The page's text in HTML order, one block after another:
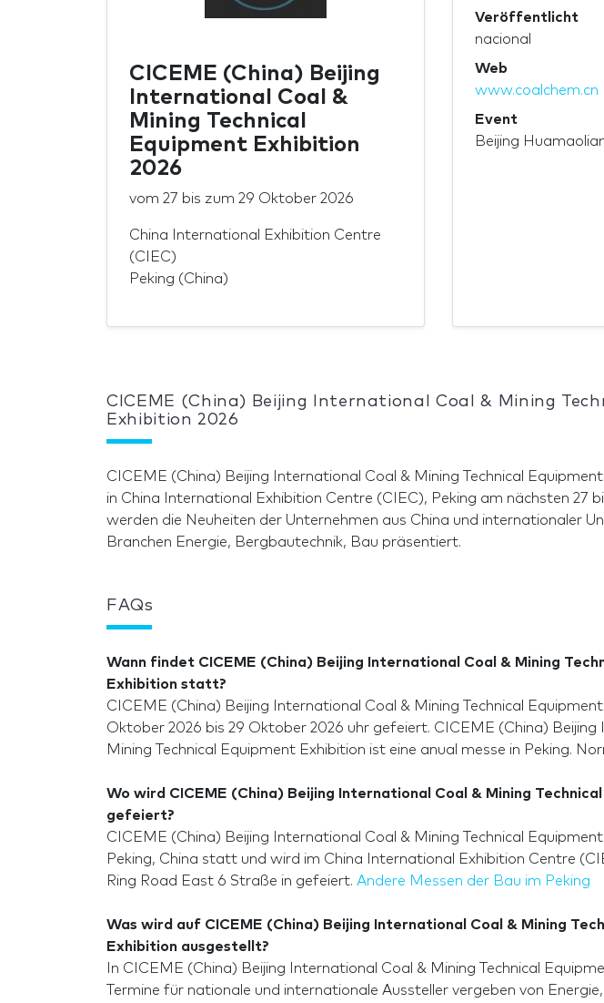
CICEME (China) Beijing
International Coal &
Mining Technical
Equipment Exhibition
2026
vom 27 bis zum 29 Oktober 2026
China International Exhibition Centre
(CIEC)
Peking (China)
Veröffentlicht
nacional
Web
www.coalchem.cn
Event
Beijing
CICEME (China) Beijing International Coal & Mining
Exhibition 2026
CICEME (China) Beijing International Coal & Mining Technical
in China International Exhibition Centre (CIEC), Peking am nächsten 27
werden die Neuheiten der Unternehmen aus China und internationaler
Branchen Energie, Bergbautechnik, Bau präsentiert.
FAQs
Wann findet CICEME (China) Beijing International Coal & Mining
Exhibition statt?
CICEME (China) Beijing International Coal & Mining Technical
Oktober 2026 bis 29 Oktober 2026 uhr gefeiert. CICEME (China) Beijing
Mining Technical Equipment Exhibition ist eine anual messe in Peking.
Wo wird CICEME (China) Beijing International Coal & Mining
gefeiert?
CICEME (China) Beijing International Coal & Mining Technical
Peking, China statt und wird im China International Exhibition Centre
Ring Road East 6 Straße in gefeiert. Andere Messen der Bau im Peking
Was wird auf CICEME (China) Beijing International Coal & Mining
Exhibition ausgestellt?
In CICEME (China) Beijing International Coal & Mining Technical
Termine für nationale und internationale Aussteller vergeben von